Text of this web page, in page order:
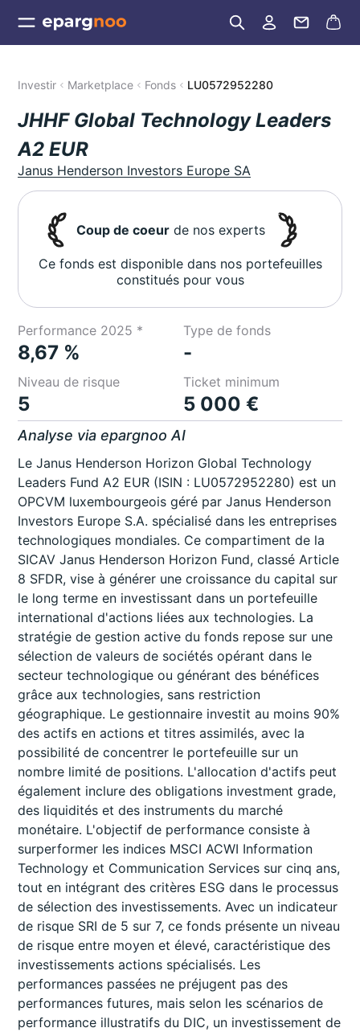
Investir Marketplace Fonds LU0572952280
JHHF Global Technology Leaders
A2 EUR
Janus Henderson Investors Europe SA
Coup de coeur de nos experts
Ce fonds est disponible dans nos portefeuilles
constitués pour vous
Performance 2025 *
8,67 %
Type de fonds
-
Niveau de risque
5
Ticket minimum
5 000 €
Analyse via epargnoo AI
Le Janus Henderson Horizon Global Technology
Leaders Fund A2 EUR (ISIN : LU0572952280) est un
OPCVM luxembourgeois géré par Janus Henderson
Investors Europe S.A. spécialisé dans les entreprises
technologiques mondiales. Ce compartiment de la
SICAV Janus Henderson Horizon Fund, classé Article
8 SFDR, vise à générer une croissance du capital sur
le long terme en investissant dans un portefeuille
international d'actions liées aux technologies. La
stratégie de gestion active du fonds repose sur une
sélection de valeurs de sociétés opérant dans le
secteur technologique ou générant des bénéfices
grâce aux technologies, sans restriction
géographique. Le gestionnaire investit au moins 90%
des actifs en actions et titres assimilés, avec la
possibilité de concentrer le portefeuille sur un
nombre limité de positions. L'allocation d'actifs peut
également inclure des obligations investment grade,
des liquidités et des instruments du marché
monétaire. L'objectif de performance consiste à
surperformer les indices MSCI ACWI Information
Technology et Communication Services sur cinq ans,
tout en intégrant des critères ESG dans le processus
de sélection des investissements. Avec un indicateur
de risque SRI de 5 sur 7, ce fonds présente un niveau
de risque entre moyen et élevé, caractéristique des
investissements actions spécialisés. Les
performances passées ne préjugent pas des
performances futures, mais selon les scénarios de
performance illustratifs du DIC, un investissement de